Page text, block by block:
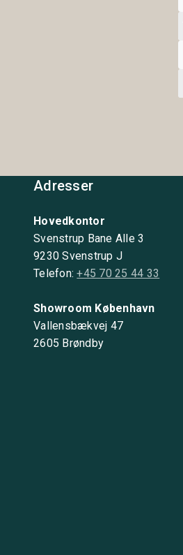
Adresser
Hovedkontor
Svenstrup Bane Alle 3
9230 Svenstrup J
Telefon:+45 70 25 44 33
Showroom København
Vallensbækvej 47
2605 Brøndby